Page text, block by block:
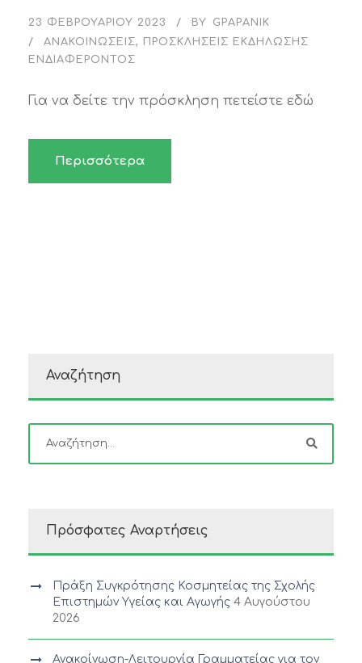
23 ΦΕΒΡΟΥΑΡΊΟΥ 2023 BY
GPAPANIK
ΑΝΑΚΟΙΝΏΣΕΙΣ,
ΠΡΟΣΚΛΉΣΕΙΣ ΕΚΔΉΛΩΣΗΣ
ΕΝΔΙΑΦΈΡΟΝΤΟΣ
Για να δείτε την πρόσκληση πετείστε εδώ
Περισσότερα
Αναζήτηση
Πρόσφατες Αναρτήσεις
Πράξη Συγκρότησης Κοσμητείας της Σχολής
Επιστημών Υγείας και Αγωγής 4 Αυγούστου
2026
Ανακοίνωση-Λειτουργία Γραμματείας για τον